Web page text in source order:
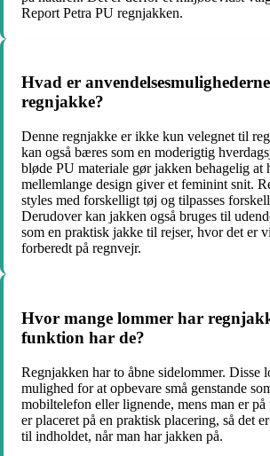
Report Petra PU regnjakken.
Hvad er
regnjakke?
Denne regnjakke er ikke kun velegnet til
kan også bæres som en moderigtig
bløde PU materiale gør jakken behagelig at
mellemlange design giver et feminint snit.
styles med forskelligt tøj og tilpasses
Derudover kan jakken også bruges til
som en praktisk jakke til rejser, hvor det er
forberedt på regnvejr.
Hvor mange lommer har
funktion har de?
Regnjakken har to åbne sidelommer. Disse
mulighed for at opbevare små genstande
mobiltelefon eller lignende, mens man er
er placeret på en praktisk placering, så det
til indholdet, når man har jakken på.